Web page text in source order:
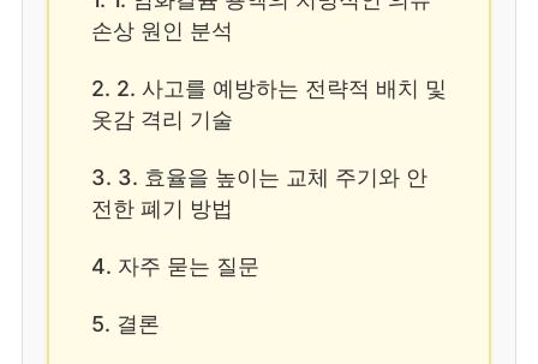
손상 원인 분석
2. 2. 사고를 예방하는 전략적 배치 및
옷감 격리 기술
3. 3. 효율을 높이는 교체 주기와 안
전한 폐기 방법
4. 자주 묻는 질문
5. 결론